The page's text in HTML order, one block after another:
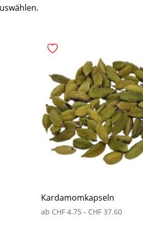
Kardamomkapseln
ab CHF4.75 - CHF37.60